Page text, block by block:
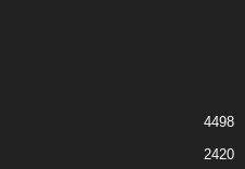
4498
2420